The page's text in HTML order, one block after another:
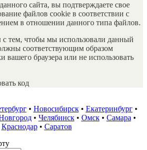
сайта, вы подтверждаете свое
файлов cookie в соответствии с
в отношении данного типа файлов.
с тем, чтобы мы использовали данный
соответствующим образом
вашего браузера или не использовать
код
• Новосибирск• Екатеринбург•
• Челябинск• Омск• Самара •
Краснодар• Саратов